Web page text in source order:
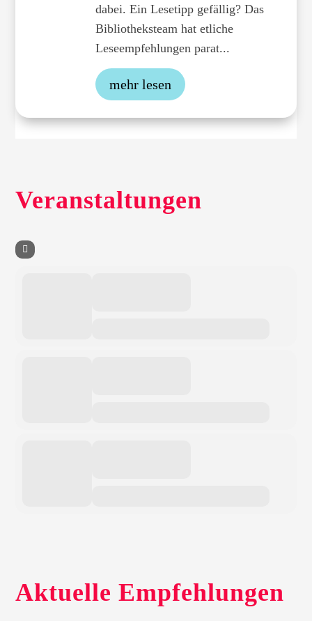
dabei. Ein Lesetipp gefällig? Das
Bibliotheksteam hat etliche
Leseempfehlungen parat...
mehr lesen
Veranstaltungen
Aktuelle Empfehlungen